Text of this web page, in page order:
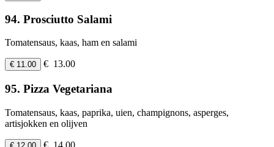
94. Prosciutto Salami
Tomatensaus, kaas, ham en salami
€ 11.00 € 13.00
95. Pizza Vegetariana
Tomatensaus, kaas, paprika, uien, champignons, asperges,
artisjokken en olijven
€ 14.00